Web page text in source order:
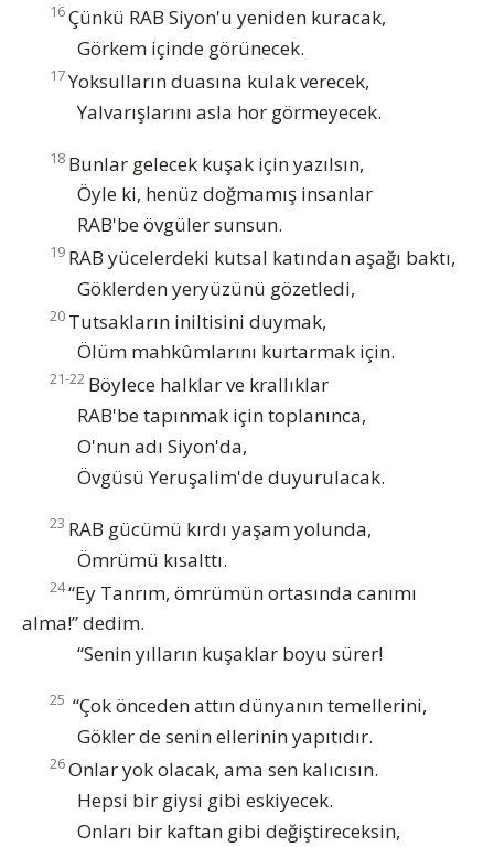
16Çünkü RAB Siyon'u yeniden kuracak,
Görkem içinde görünecek.
17Yoksulların duasına kulak verecek,
Yalvarışlarını asla hor görmeyecek.
18 Bunlar gelecek kuşak için yazılsın,
Öyle ki, henüz doğmamış insanlar
RAB'be övgüler sunsun.
19 RAB yücelerdeki kutsal katından aşağı baktı,
Göklerden yeryüzünü gözetledi,
20 Tutsakların iniltisini duymak,
Ölüm mahkûmlarını kurtarmak için.
21-22 Böylece halklar ve krallıklar
RAB'be tapınmak için toplanınca,
O'nun adı Siyon'da,
Övgüsü Yeruşalim'de duyurulacak.
23 RAB gücümü kırdı yaşam yolunda,
Ömrümü kısalttı.
24“Ey Tanrım, ömrümün ortasında canımı
alma!” dedim.
“Senin yılların kuşaklar boyu sürer!
25 “Çok önceden attın dünyanın temellerini,
Gökler de senin ellerinin yapıtıdır.
26Onlar yok olacak, ama sen kalıcısın.
Hepsi bir giysi gibi eskiyecek.
Onları bir kaftan gibi değiştireceksin,